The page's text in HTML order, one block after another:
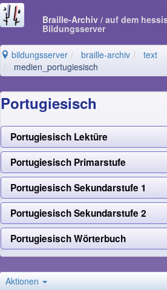
Braille-Archiv / auf dem
Bildungsserver
bildungsserver braille-archiv
text
medien_portugiesisch
Portugiesisch
Portugiesisch Lektüre
Portugiesisch Primarstufe
Portugiesisch Sekundarstufe 1
Portugiesisch Sekundarstufe 2
Portugiesisch Wörterbuch
Aktionen